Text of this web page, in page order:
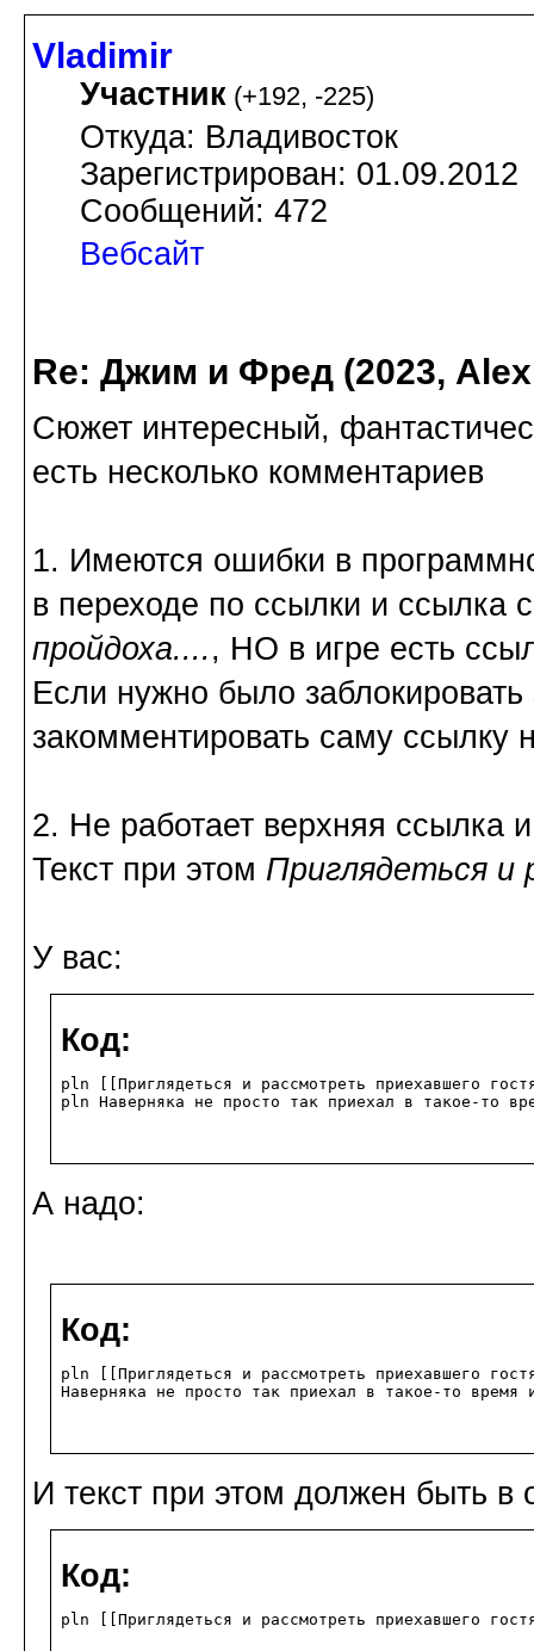
Vladimir
Участник (+192, -225)
Откуда: Владивосток
Зарегистрирован: 01.09.2012
Сообщений: 472
Вебсайт
Re: Джим и Фред (2023,
Сюжет интересный,
есть несколько комментариев
1. Имеются ошибки в
в переходе по ссылки и ссылка
пройдоха.... , НО в игре есть
Если нужно было
закомментировать саму
2. Не работает верхняя ссылка
Текст при этом Приглядеться и
У вас:
Код:
pln [[Приглядеться и рассмотреть приехавшего
pln Наверняка не просто так приехал в такое-то
А надо:
Код:
pln [[Приглядеться и рассмотреть приехавшего
Наверняка не просто так приехал в такое-то
И текст при этом должен быть в
Код:
pln [[Приглядеться и рассмотреть приехавшего